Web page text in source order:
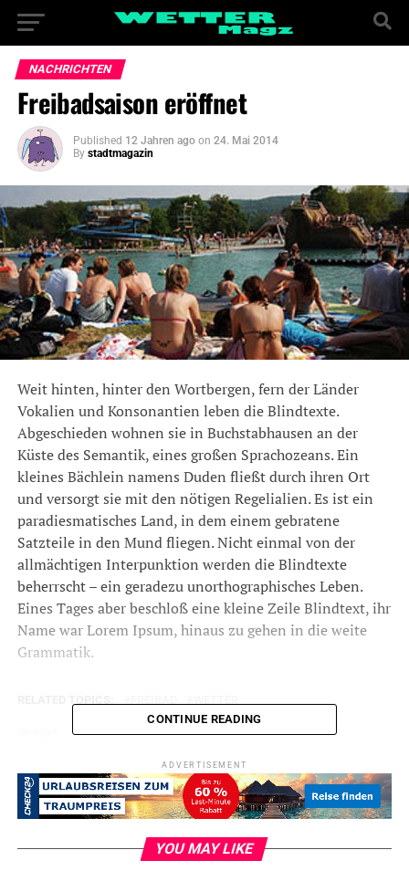
NACHRICHTEN
Freibadsaison eröffnet
Published 12 Jahren ago on 24. Mai 2014
By stadtmagazin
Weit hinten, hinter den Wortbergen, fern der Länder
Vokalien und Konsonantien leben die Blindtexte.
Abgeschieden wohnen sie in Buchstabhausen an der
Küste des Semantik, eines großen Sprachozeans. Ein
kleines Bächlein namens Duden fließt durch ihren Ort
und versorgt sie mit den nötigen Regelialien. Es ist ein
paradiesmatisches Land, in dem einem gebratene
Satzteile in den Mund fliegen. Nicht einmal von der
allmächtigen Interpunktion werden die Blindtexte
beherrscht – ein geradezu unorthographisches Leben.
Eines Tages aber beschloß eine kleine Zeile Blindtext, ihr
Name war Lorem Ipsum, hinaus zu gehen in die weite
Grammatik.
DON'T MISS
Buckelpiste
CONTINUE READING
ADVERTISEMENT
YOU MAY LIKE